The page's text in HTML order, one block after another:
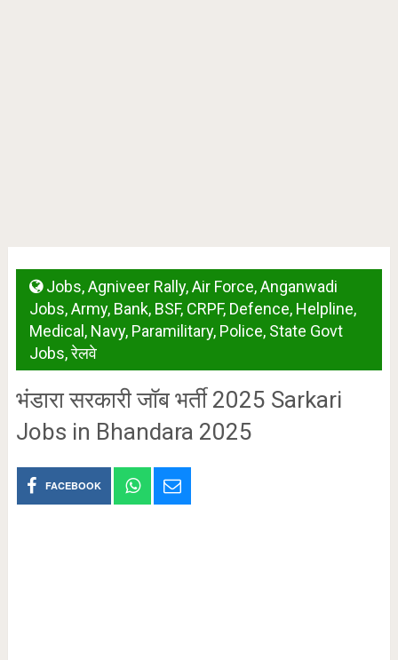
Jobs,Agniveer Rally,Air Force,Anganwadi
Jobs,Army, Bank, BSF, CRPF, Defence, Helpline,
Medical , Navy, Paramilitary, Police, State Govt
Jobs,रेलवे
भंडारा सरकारी जॉब भर्ती 2025 Sarkari
Jobs in Bhandara 2025
FACEBOOK